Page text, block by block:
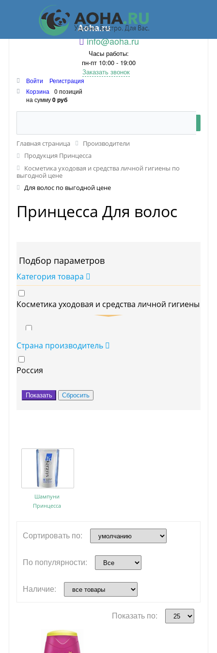
Aoha.ru
info@aoha.ru
Часы работы:
пн-пт 10:00 - 19:00
Заказать звонок
Войти
Регистрация
Корзина
0 позиций
на сумму0 руб
Главная страница
Производители
Продукция Принцесса
Косметика уходовая и средства личной гигиены по
выгодной цене
Для волос по выгодной цене
Принцесса Для волос
Подбор параметров
Категория товара
Косметика уходовая и средства личной гигиены
Шампуни
Страна производитель
Россия
Шампуни
Принцесса
Сортировать по:
По популярности:
Наличие:
Показать по: